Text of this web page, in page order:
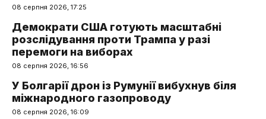
08 серпня 2026, 17:25
Демократи США готують масштабні
розслідування проти Трампа у разі
перемоги на виборах
08 серпня 2026, 16:56
У Болгарії дрон із Румунії вибухнув біля
міжнародного газопроводу
08 серпня 2026, 16:09